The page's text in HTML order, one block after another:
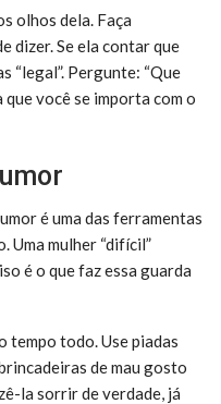
olhos dela. Faça
dizer. Se ela contar que
“legal”. Pergunte: “Que
que você se importa com o
é uma das ferramentas
Uma mulher “difícil”
é o que faz essa guarda
tempo todo. Use piadas
de mau gosto
la sorrir de verdade, já